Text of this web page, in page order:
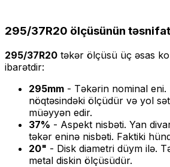
295/37R20 ölçüsünün
295/37R20 təkər ölçüsü üç əsas
ibarətdir:
295mm - Təkərin nominal
nöqtəsindəki ölçüdür və yol
müəyyən edir.
37% - Aspekt nisbəti. Yan
təkər eninə nisbəti. Faktiki
20" - Disk diametri düym ilə.
metal diskin ölçüsüdür.